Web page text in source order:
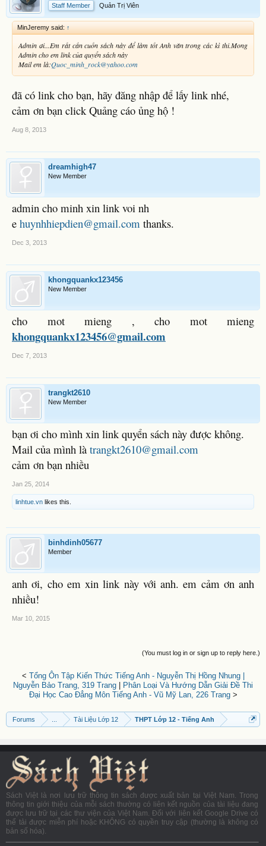
Staff Member
Quản Trị Viên
MinJeremy said: ↑
Admin ơi...Em rất cần cuốn sách này để làm tốt Anh văn trong các kì thi.Mong
Admin cho em link của quyển sách này
Mail em là:Quoc_minh_rock@yahoo.com
đã có link cho bạn, hãy đăng nhập để lấy link nhé,
cảm ơn bạn click Quảng cáo ủng hộ !
Aug 8, 2013
dreamhigh47
New Member
admin cho minh xin link voi nh
e huynhhiepdien@gmail.com thanks.
Dec 3, 2013
khongquankx123456
New Member
cho mot mieng , cho mot mieng
khongquankx123456@gmail.com
Dec 7, 2013
trangkt2610
New Member
bạn ơi cho mình xin link quyển sách này được không.
Mail của mình là trangkt2610@gmail.com
cảm ơn bạn nhiều
Jan 25, 2014
linhtue.vn likes this.
binhdinh05677
Member
anh ơi, cho em xin link này với anh. em cảm ơn anh
nhiều!
Mar 10, 2015
(You must log in or sign up to reply here.)
< Tổng Ôn Tập Kiến Thức Tiếng Anh - Nguyễn Thị Hồng Nhung |
Nguyễn Bảo Trang, 319 Trang | Phân Loại Và Hướng Dẫn Giải Đề Thi
Đại Học Cao Đẳng Môn Tiếng Anh - Vũ Mỹ Lan, 226 Trang>
Forums Tài Liệu Lớp 12 THPT Lớp 12 - Tiếng Anh
Sách Việt là nơi lưu trữ thông tin sách được xuất bản tại Việt Nam. Trong
thông tin giới thiệu của mỗi sách thường có liên kết nguồn của tài liệu đang
được lưu trữ tại các thư viện của Việt Nam. Đối với liên kết Google Drive có
thể tải được miễn phí hoặc KHÔNG có quyền truy cập (thường là không có
bản số hóa).